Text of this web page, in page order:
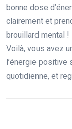
bonne dose
clairement et
brouillard mental !
Voilà, vous avez
l’énergie
quotidienne, et